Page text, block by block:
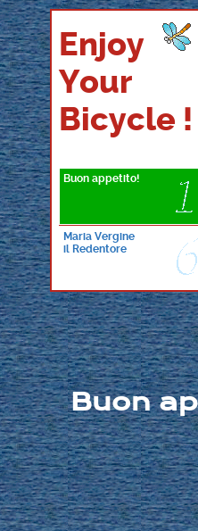
Enjoy
Your
Bicycle !
Buon appetito!
Maria Vergine
il Redentore